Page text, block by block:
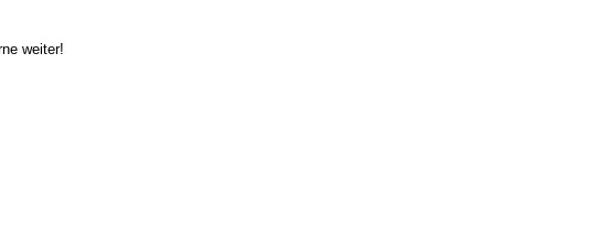
weiter!